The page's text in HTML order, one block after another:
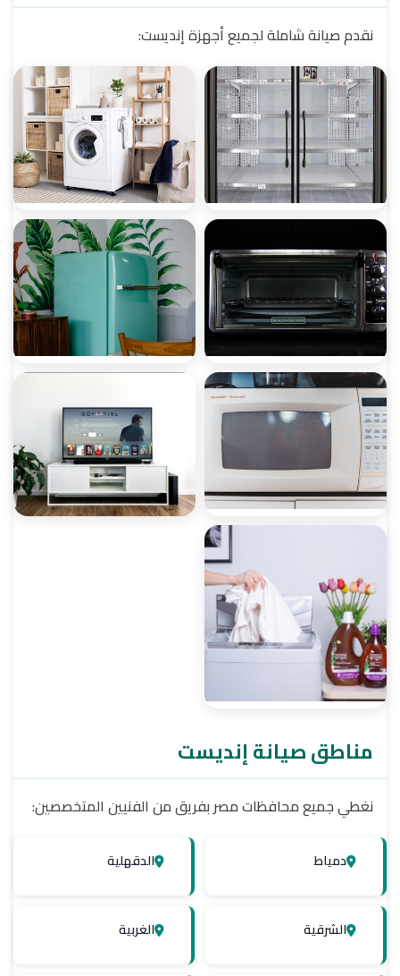
نقدم صيانة شاملة لجميع أجهزة إنديست:
ثلاجات إنديست غسالات إنديست
ميكروويف إنديست ديب فريزر إنديست
غسالات أطباق إنديست
مناطق صيانة إنديست
نغطي جميع محافظات مصر بفريق من الفنيين المتخصصين:
دمياط الدقهلية
الشرقية الغربية